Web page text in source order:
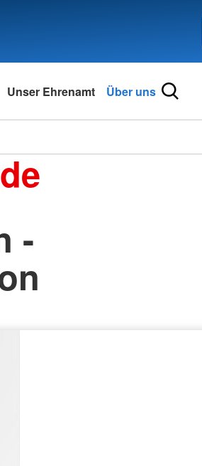
Unser Ehrenamt Über uns
-